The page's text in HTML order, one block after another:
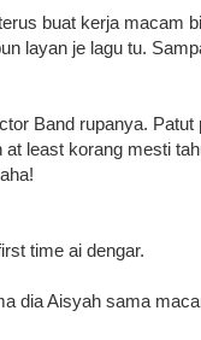
buat kerja macam
layan je lagu tu.
Band rupanya.
least korang mesti
time ai dengar.
Aisyah sama